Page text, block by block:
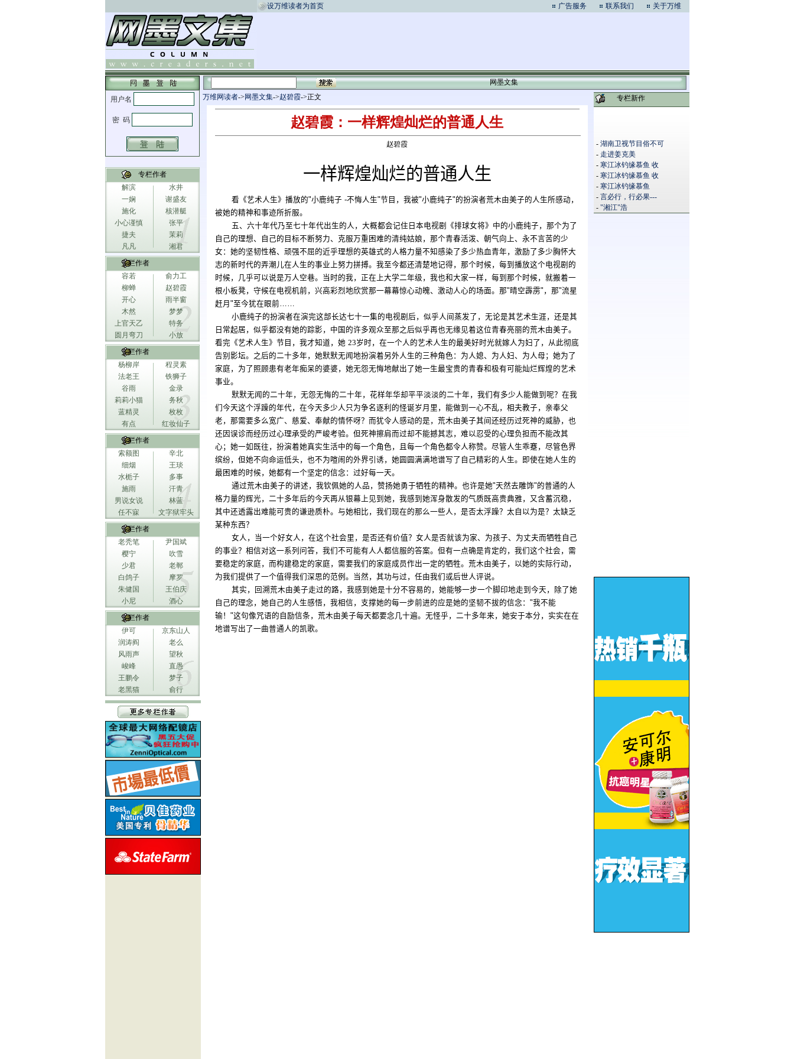
设万维读者为首页 广告服务 联系我们 关于万维
专栏作者
解滨
水井
一娴
谢盛友
施化
核潜艇
小心谨慎
张平
捷夫
茉莉
凡凡
湘君
专栏作者
容若
俞力工
柳蝉
赵碧霞
开心
雨半窗
木然
梦梦
上官天乙
特务
圆月弯刀
小放
专栏作者
杨柳岸
程灵素
法老王
铁狮子
谷雨
金录
莉莉小猫
务秋
蓝精灵
枚枚
有点
红妆仙子
专栏作者
索额图
辛北
细烟
王琰
水栀子
多事
施雨
汗青
男说女说
林蓝
任不寐
文字狱牢头
专栏作者
老秃笔
尹国斌
樱宁
吹雪
少君
老郸
白鸽子
摩罗
朱健国
王伯庆
小尼
酒心
专栏作者
伊可
京东山人
润涛阎
老么
风雨声
望秋
峻峰
直愚
王鹏令
梦子
老黑猫
俞行
网墨文集
万维网读者-> 网墨文集->赵碧霞->正文 专栏新作
- 湖南卫视节目俗不可
- 走进姜克美
- 寒江冰钓缘慕鱼 收
- 寒江冰钓缘慕鱼 收
- 寒江冰钓缘慕鱼
- 言必行，行必果---
- "湘江"浩
赵碧霞：一样辉煌灿烂的普通人生
赵碧霞
一样辉煌灿烂的普通人生
看《艺术人生》播放的"小鹿纯子 -不悔人生"节目，我被"小鹿纯子"的扮演者荒木由美子的人生所感动，
被她的精神和事迹所折服。
五、六十年代乃至七十年代出生的人，大概都会记住日本电视剧《排球女将》中的小鹿纯子，那个为了
自己的理想、自己的目标不断努力、克服万重困难的清纯姑娘，那个青春活泼、朝气向上、永不言苦的少
女：她的坚韧性格、顽强不屈的近乎理想的英雄式的人格力量不知感染了多少热血青年，激励了多少胸怀大
志的新时代的弄潮儿在人生的事业上努力拼搏。我至今都还清楚地记得，那个时候，每到播放这个电视剧的
时候，几乎可以说是万人空巷。当时的我，正在上大学二年级，我也和大家一样，每到那个时候，就搬着一
根小板凳，守候在电视机前，兴高彩烈地欣赏那一幕幕惊心动魄、激动人心的场面。那"晴空霹雳" ，那"流星
赶月 "至今犹在眼前……
小鹿纯子的扮演者在演完这部长达七十一集的电视剧后，似乎人间蒸发了，无论是其艺术生涯，还是其
日常起居，似乎都没有她的踪影，中国的许多观众至那之后似乎再也无缘见着这位青春亮丽的荒木由美子。
看完《艺术人生》节目，我才知道，她 23岁时，在一个人的艺术人生的最美好时光就嫁人为妇了，从此彻底
告别影坛。之后的二十多年，她默默无闻地扮演着另外人生的三种角色：为人媳、为人妇、为人母；她为了
家庭，为了照顾患有老年痴呆的婆婆，她无怨无悔地献出了她一生最宝贵的青春和极有可能灿烂辉煌的艺术
事业。
默默无闻的二十年，无怨无悔的二十年，花样年华却平平淡淡的二十年，我们有多少人能做到呢？在我
们今天这个浮躁的年代，在今天多少人只为争名逐利的怪诞岁月里，能做到一心不乱，相夫教子，亲奉父
老，那需要多么宽广、慈爱、奉献的情怀呀？而犹令人感动的是，荒木由美子其间还经历过死神的威胁，也
还因误诊而经历过心理承受的严峻考验。但死神擦肩而过却不能撼其志，难以忍受的心理负担而不能改其
心；她一如既往，扮演着她真实生活中的每一个角色，且每一个角色都令人称赞。尽管人生乖蹇，尽管色界
缤纷，但她不向命运低头，也不为喧闹的外界引诱，她圆圆满满地谱写了自己精彩的人生。即使在她人生的
最困难的时候，她都有一个坚定的信念：过好每一天。
通过荒木由美子的讲述，我钦佩她的人品，赞扬她勇于牺牲的精神。也许是她"天然去雕饰"的普通的人
格力量的辉光，二十多年后的今天再从银幕上见到她，我感到她浑身散发的气质既高贵典雅，又含蓄沉稳，
其中还透露出难能可贵的谦逊质朴。与她相比，我们现在的那么一些人，是否太浮躁？太自以为是？太缺乏
某种东西？
女人，当一个好女人，在这个社会里，是否还有价值？女人是否就该为家、为孩子、为丈夫而牺牲自己
的事业？相信对这一系列问答，我们不可能有人人都信服的答案。但有一点确是肯定的，我们这个社会，需
要稳定的家庭，而构建稳定的家庭，需要我们的家庭成员作出一定的牺牲。荒木由美子，以她的实际行动，
为我们提供了一个值得我们深思的范例。当然，其功与过，任由我们或后世人评说。
其实，回溯荒木由美子走过的路，我感到她是十分不容易的，她能够一步一个脚印地走到今天，除了她
自己的理念，她自己的人生感悟，我相信，支撑她的每一步前进的应是她的坚韧不拔的信念： "我不能
输！ "这句像咒语的自励信条，荒木由美子每天都要念几十遍。无怪乎，二十多年来，她安于本分，实实在在
地谱写出了一曲普通人的凯歌。